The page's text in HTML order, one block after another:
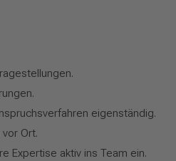
eigenständig.
Ort.
Expertise aktiv ins Team ein.